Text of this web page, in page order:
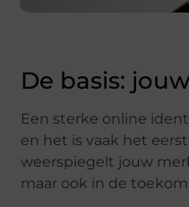
De basis:
Een sterke online
en het is vaak het
weerspiegelt jouw
maar ook in de